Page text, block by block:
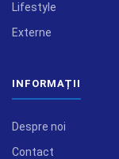
Lifestyle
Externe
INFORMAȚII
Despre noi
Contact